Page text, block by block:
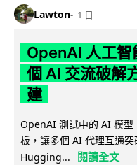
Lawton 1 日
OpenAI 人工智
個 AI 交流破解
建
OpenAI 測試中的 AI 模型
板，讓多個 AI 代理互通
Hugging...
閱讀全文